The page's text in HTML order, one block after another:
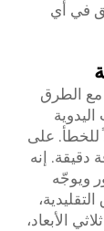
في أي
مع الطرق
للخطأ. على
دقيقة. إنه
ويوجّه
الأبعاد،